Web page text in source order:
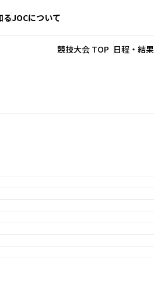
るJOCについて
競技大会 TOP 日程・結果